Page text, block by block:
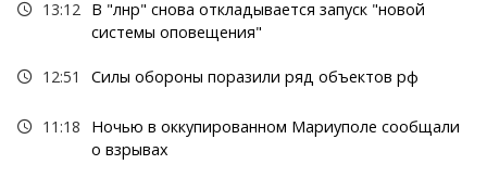
13:12
В "лнр" снова откладывается запуск "новой
системы оповещения"
12:51 Силы обороны поразили ряд объектов рф
11:18
Ночью в оккупированном Мариуполе сообщали
о взрывах